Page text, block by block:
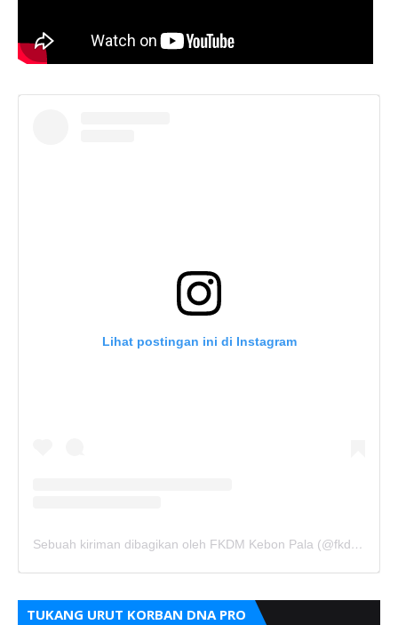
Lihat postingan ini di Instagram
Sebuah kiriman dibagikan oleh FKDM Kebon Pala (@fkdm_kebonpala)
TUKANG URUT KORBAN DNA PRO